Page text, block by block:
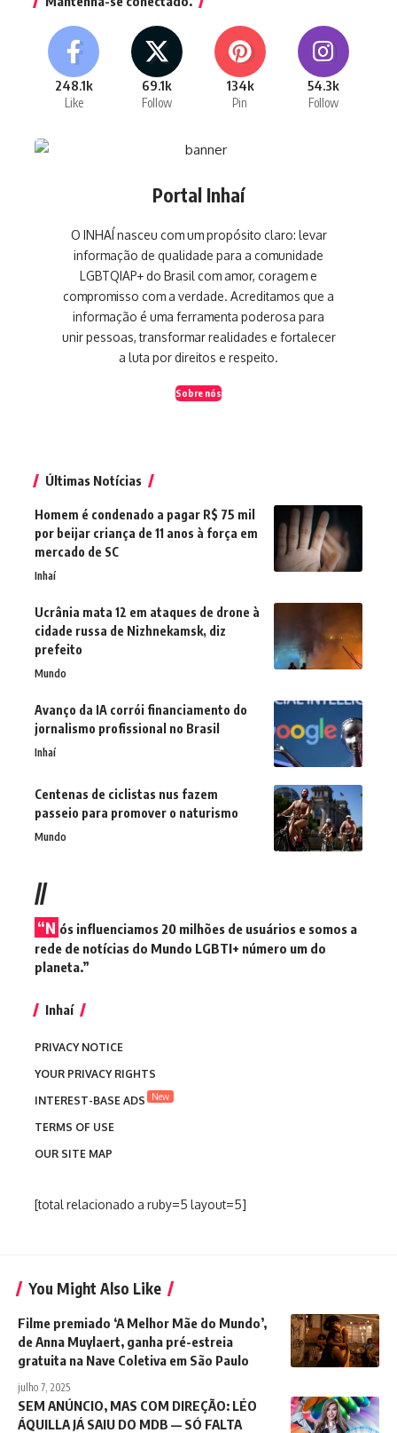
248.1k
Like
69.1k
Follow
134k
Pin
54.3k
Follow
Portal Inhaí
O INHAÍ nasceu com um propósito claro: levar
informação de qualidade para a comunidade
LGBTQIAP+ do Brasil com amor, coragem e
compromisso com a verdade. Acreditamos que a
informação é uma ferramenta poderosa para
unir pessoas, transformar realidades e fortalecer
a luta por direitos e respeito.
Sobre nós
Últimas Notícias
Homem é condenado a pagar R$ 75 mil
por beijar criança de 11 anos à força em
mercado de SC
Inhaí
Ucrânia mata 12 em ataques de drone à
cidade russa de Nizhnekamsk, diz
prefeito
Mundo
Avanço da IA corrói financiamento do
jornalismo profissional no Brasil
Inhaí
Centenas de ciclistas nus fazem
passeio para promover o naturismo
Mundo
//
“N ós influenciamos 20 milhões de usuários e somos a
rede de notícias do Mundo LGBTI+ número um do
planeta.”
Inhaí
PRIVACY NOTICE
YOUR PRIVACY RIGHTS
INTEREST-BASE ADS
New
TERMS OF USE
OUR SITE MAP
[total relacionado a ruby=5 layout=5]
You Might Also Like
Filme premiado ‘A Melhor Mãe do Mundo’,
de Anna Muylaert, ganha pré-estreia
gratuita na Nave Coletiva em São Paulo
julho 7, 2025
SEM ANÚNCIO, MAS COM DIREÇÃO: LÉO
ÁQUILLA JÁ SAIU DO MDB — SÓ FALTA